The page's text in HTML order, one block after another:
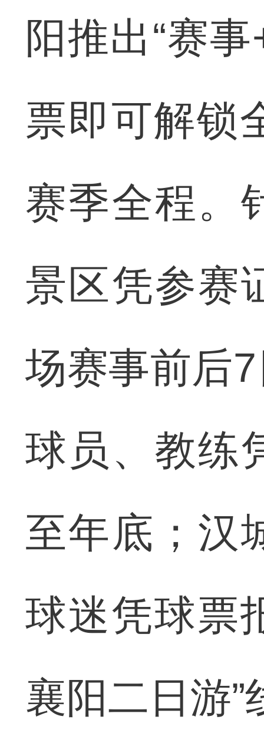
阳推出“赛
票即可解锁
赛季全程。
景区凭参赛
场赛事前后
球员、教练
至年底；汉
球迷凭球票
襄阳二日游